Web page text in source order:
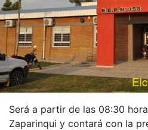
Será a partir de las 08:30
Zaparinqui y contará con la